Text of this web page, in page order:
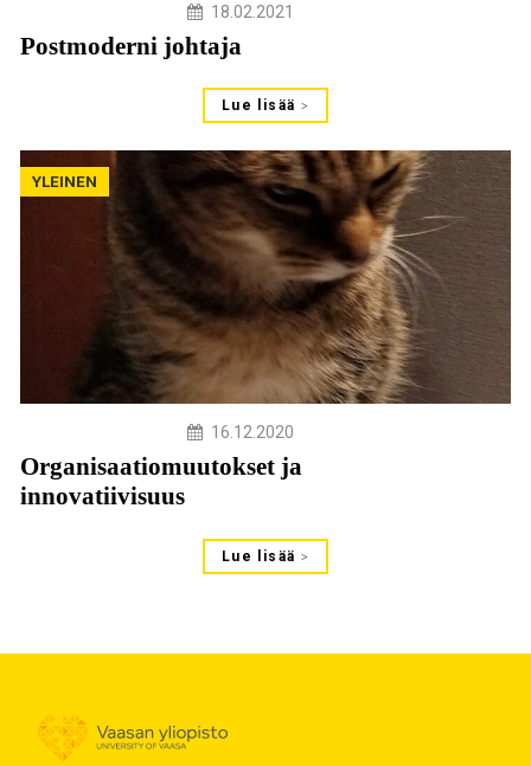
18.02.2021
Postmoderni johtaja
Lue lisää
YLEINEN
16.12.2020
Organisaatiomuutokset ja
innovatiivisuus
Lue lisää